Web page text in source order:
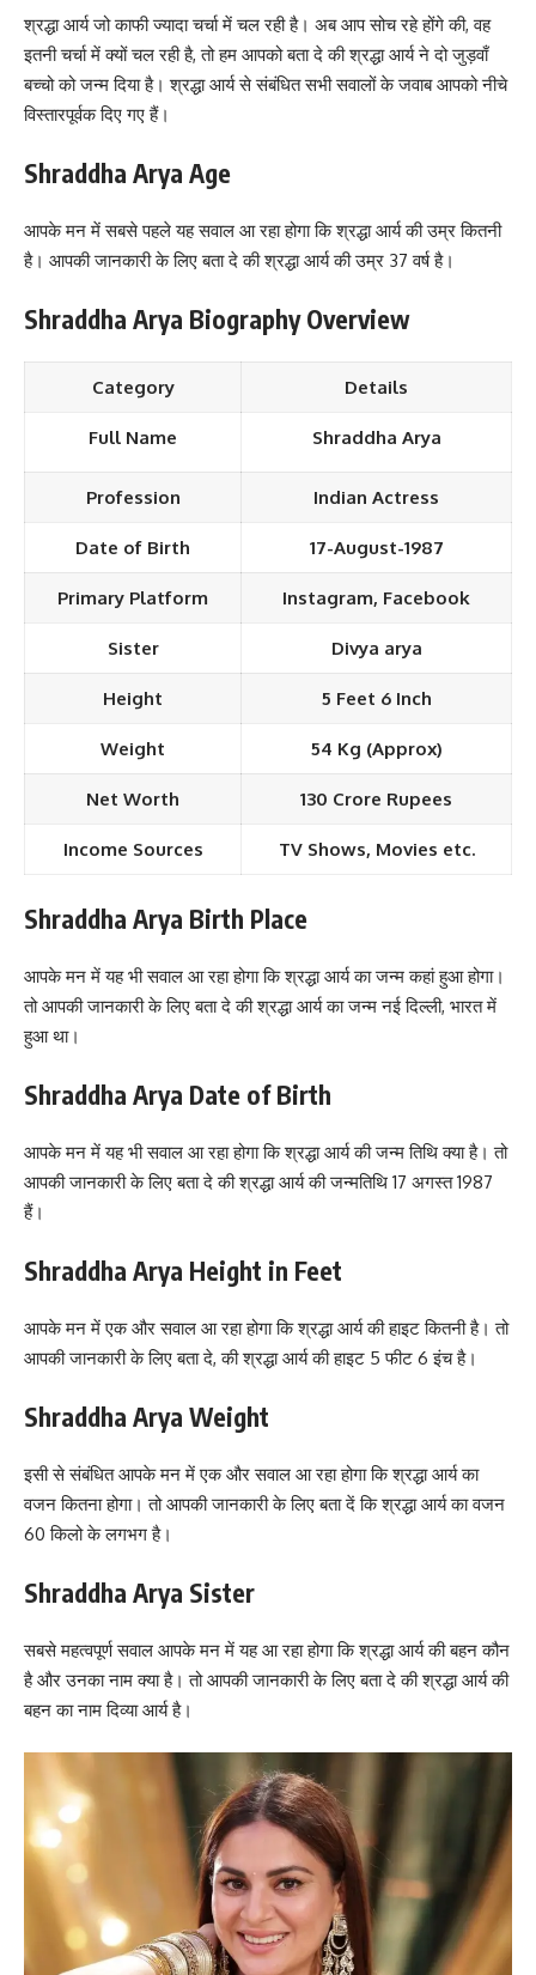
श्रद्धा आर्य जो काफी ज्यादा चर्चा में चल रही है। अब आप सोच रहे होंगे की, वह
इतनी चर्चा में क्यों चल रही है, तो हम आपको बता दे की श्रद्धा आर्य ने दो जुड़वाँ
बच्चो को जन्म दिया है। श्रद्धा आर्य से संबंधित सभी सवालों के जवाब आपको नीचे
विस्तारपूर्वक दिए गए हैं।
Shraddha Arya Age
आपके मन में सबसे पहले यह सवाल आ रहा होगा कि श्रद्धा आर्य की उम्र कितनी
है। आपकी जानकारी के लिए बता दे की श्रद्धा आर्य की उम्र 37 वर्ष है।
Shraddha Arya Biography Overview
Category Details
Full Name Shraddha Arya
Profession Indian Actress
Date of Birth 17-August-1987
Primary Platform Instagram, Facebook
Sister Divya arya
Height 5 Feet 6 Inch
Weight 54 Kg (Approx)
Net Worth 130 Crore Rupees
Income Sources TV Shows, Movies etc.
Shraddha Arya Birth Place
आपके मन में यह भी सवाल आ रहा होगा कि श्रद्धा आर्य का जन्म कहां हुआ होगा।
तो आपकी जानकारी के लिए बता दे की श्रद्धा आर्य का जन्म नई दिल्ली, भारत में
हुआ था।
Shraddha Arya Date of Birth
आपके मन में यह भी सवाल आ रहा होगा कि श्रद्धा आर्य की जन्म तिथि क्या है। तो
आपकी जानकारी के लिए बता दे की श्रद्धा आर्य की जन्मतिथि 17 अगस्त 1987
हैं।
Shraddha Arya Height in Feet
आपके मन में एक और सवाल आ रहा होगा कि श्रद्धा आर्य की हाइट कितनी है। तो
आपकी जानकारी के लिए बता दे, की श्रद्धा आर्य की हाइट 5 फीट 6 इंच है।
Shraddha Arya Weight
इसी से संबंधित आपके मन में एक और सवाल आ रहा होगा कि श्रद्धा आर्य का
वजन कितना होगा। तो आपकी जानकारी के लिए बता दें कि श्रद्धा आर्य का वजन
60 किलो के लगभग है।
Shraddha Arya Sister
सबसे महत्वपूर्ण सवाल आपके मन में यह आ रहा होगा कि श्रद्धा आर्य की बहन कौन
है और उनका नाम क्या है। तो आपकी जानकारी के लिए बता दे की श्रद्धा आर्य की
बहन का नाम दिव्या आर्य है।